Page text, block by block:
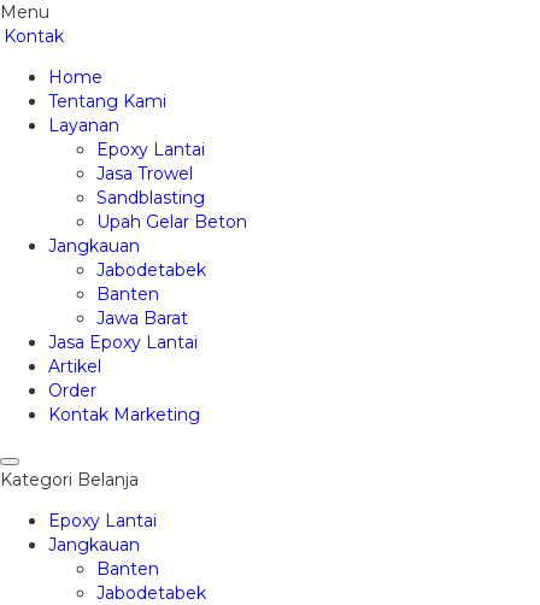
Menu
Kontak
Home
Tentang Kami
Layanan
Epoxy Lantai
Jasa Trowel
Sandblasting
Upah Gelar Beton
Jangkauan
Jabodetabek
Banten
Jawa Barat
Jasa Epoxy Lantai
Artikel
Order
Kontak Marketing
Kategori Belanja
Epoxy Lantai
Jangkauan
Banten
Jabodetabek